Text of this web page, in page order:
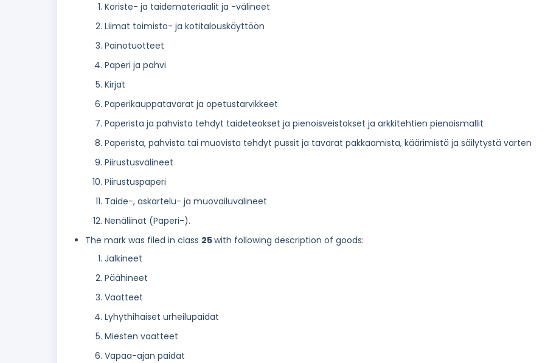
Koriste- ja taidemateriaalit ja -välineet
Liimat toimisto- ja kotitalouskäyttöön
Painotuotteet
Paperi ja pahvi
Kirjat
Paperikauppatavarat ja opetustarvikkeet
Paperista ja pahvista tehdyt taideteokset ja pienoisveistokset ja arkkitehtien pienoismallit
Paperista, pahvista tai muovista tehdyt pussit ja tavarat pakkaamista, käärimistä ja säilytystä varten
Piirustusvälineet
Piirustuspaperi
Taide-, askartelu- ja muovailuvälineet
Nenäliinat (Paperi-).
The mark was filed in class 25with following description of goods:
Jalkineet
Päähineet
Vaatteet
Lyhythihaiset urheilupaidat
Miesten vaatteet
Vapaa-ajan paidat